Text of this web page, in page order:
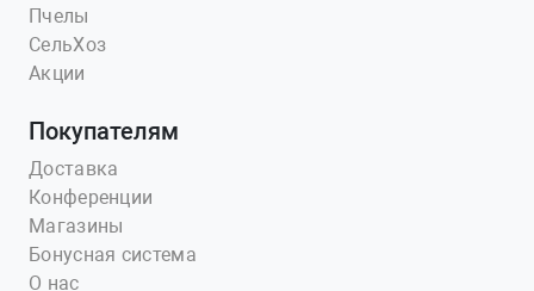
Пчелы
СельХоз
Акции
Покупателям
Доставка
Конференции
Магазины
Бонусная система
О нас